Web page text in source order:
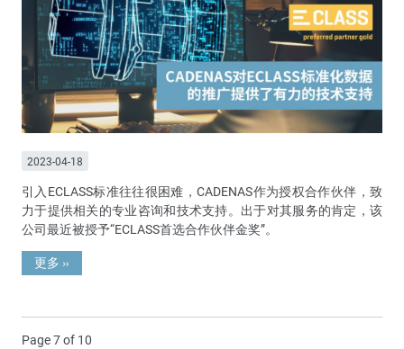
2023-04-18
引入ECLASS标准往往很困难，CADENAS作为授权合作伙伴，致
力于提供相关的专业咨询和技术支持。出于对其服务的肯定，该
公司最近被授予“ECLASS首选合作伙伴金奖”。
更多 »
Page 7 of 10